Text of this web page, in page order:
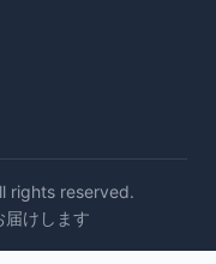
rights reserved.
届けします